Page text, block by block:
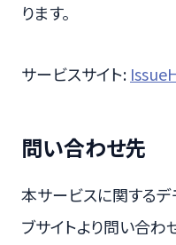
ります。
サービスサイト:
問い合わせ先
本サービスに関する
ブサイトより問い合わ